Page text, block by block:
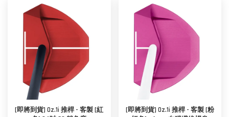
[即將到貨] Oz.1i 推桿 - 客製 [紅
[即將到貨] Oz.1i 推桿 - 客製 [粉